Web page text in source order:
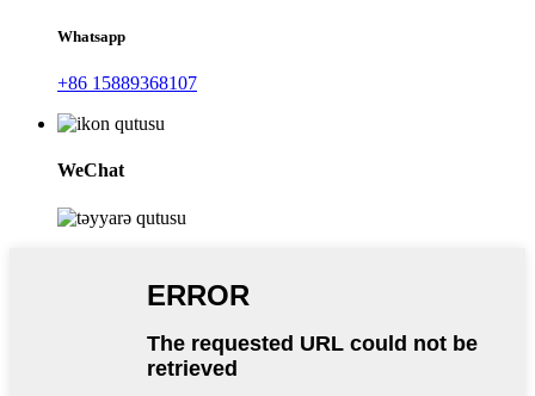
Whatsapp
+86 15889368107
WeChat